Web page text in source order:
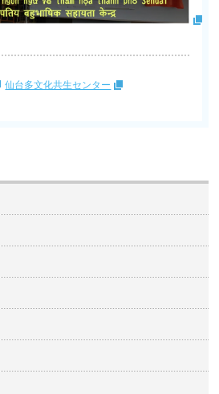
仙台多文化共生センター